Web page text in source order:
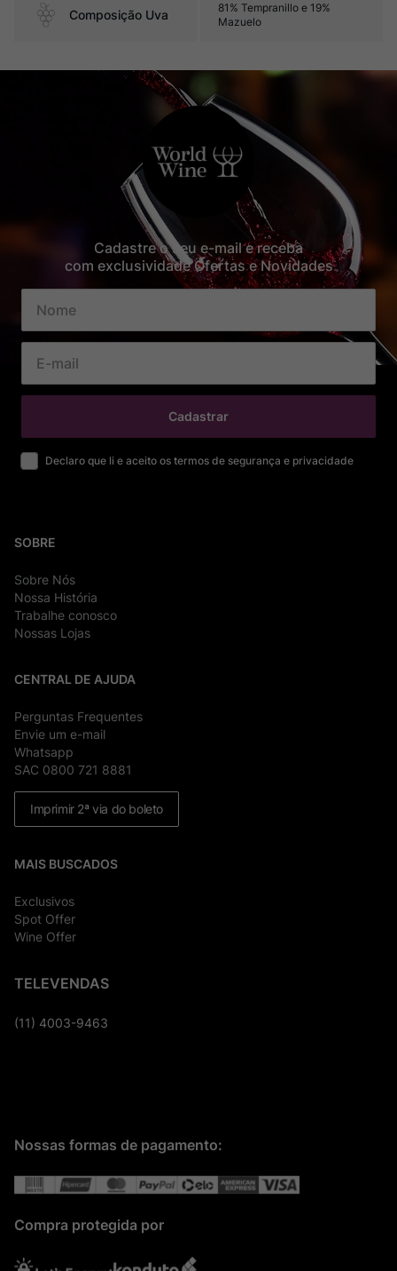
Composição Uva
81% Tempranillo e 19%
Mazuelo
Cadastre o seu e-mail e receba
com exclusividade Ofertas e Novidades
Cadastrar
Declaro que li e aceito os termos de segurança e privacidade
SOBRE
Sobre Nós
Nossa História
Trabalhe conosco
Nossas Lojas
CENTRAL DE AJUDA
Perguntas Frequentes
Envie um e-mail
Whatsapp
SAC 0800 721 8881
Imprimir 2ª via do boleto
MAIS BUSCADOS
Exclusivos
Spot Offer
Wine Offer
TELEVENDAS
(11) 4003-9463
Nossas formas de pagamento:
Compra protegida por